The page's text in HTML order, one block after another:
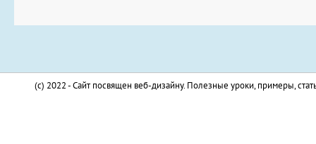
(c) 2022 - Сайт посвящен веб-дизайну. Полезные уроки, примеры,